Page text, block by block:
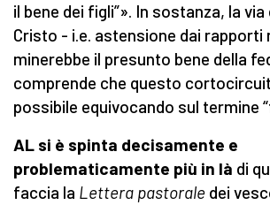
il bene dei figli”». In sostanza, la
Cristo - i.e. astensione dai rapporti
minerebbe il presunto bene della
comprende che questo
possibile equivocando sul termine
AL si è spinta decisamente e
problematicamente più in là di
faccia la Lettera pastorale dei